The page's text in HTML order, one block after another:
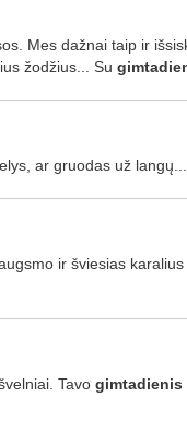
Mes dažnai taip ir
žodžius... Su
ar gruodas už
ir šviesias
Tavo gimtadienis